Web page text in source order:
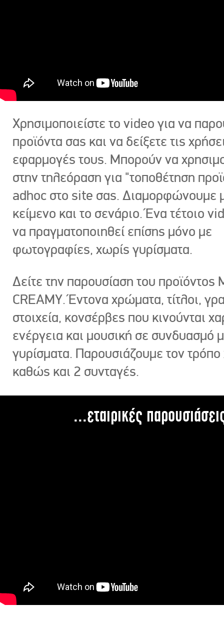
Χρησιμοποιείστε το video για να
προϊόντα σας και να δείξετε τις
εφαρμογές τους. Μπορούν να
στην τηλεόραση για "τοποθέτηση
adhoc στο site σας. Διαμορφώνουμε
κείμενο και το σενάριο. Ένα τέτοιο
να πραγματοποιηθεί επίσης μόνο με
φωτογραφίες, χωρίς γυρίσματα.
Δείτε την παρουσίαση του προϊόντος
CREAMY. Έντονα χρώματα, τίτλοι,
στοιχεία, κονσέρβες που κινούνται
ενέργεια και μουσική σε συνδυασμό
γυρίσματα. Παρουσιάζουμε τον
καθώς και 2 συνταγές.
...εταιρικές